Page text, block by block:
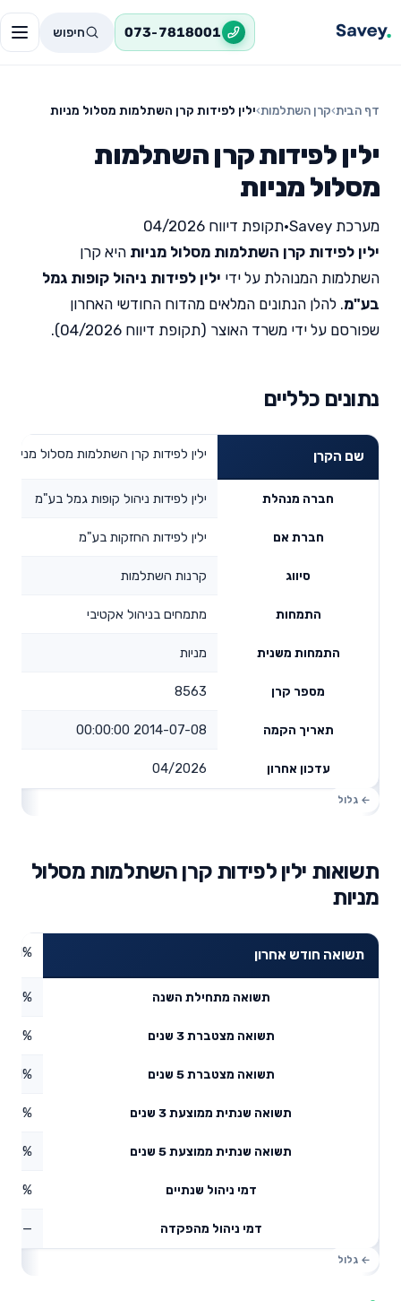
073-7818001 חיפוש
דף הבית›קרן השתלמות›ילין לפידות קרן השתלמות מסלול מניות
ילין לפידות קרן השתלמות
מסלול מניות
מערכת Savey •תקופת דיווח 04/2026
ילין לפידות קרן השתלמות מסלול מניות היא קרן
השתלמות המנוהלת על ידי ילין לפידות ניהול קופות גמל
בע"מ. להלן הנתונים המלאים מהדוח החודשי האחרון
שפורסם על ידי משרד האוצר (תקופת דיווח 04/2026).
נתונים כלליים
שם הקרן ילין לפידות קרן השתלמות מסלול מניות
חברה מנהלת ילין לפידות ניהול קופות גמל בע"מ
חברת אם ילין לפידות החזקות בע"מ
סיווג קרנות השתלמות
התמחות מתמחים בניהול אקטיבי
התמחות משנית מניות
מספר קרן 8563
תאריך הקמה 2014-07-08 00:00:00
עדכון אחרון 04/2026
תשואות ילין לפידות קרן השתלמות מסלול
מניות
תשואה חודש אחרון 8.1%
תשואה מתחילת השנה 7%
תשואה מצטברת 3 שנים
תשואה מצטברת 5 שנים
תשואה שנתית ממוצעת 3 שנים
תשואה שנתית ממוצעת 5 שנים
דמי ניהול שנתיים
דמי ניהול מהפקדה —